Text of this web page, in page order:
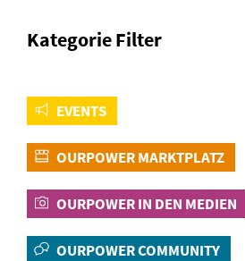
Kategorie Filter
EVENTS
OURPOWER MARKTPLATZ
OURPOWER IN DEN MEDIEN
OURPOWER COMMUNITY